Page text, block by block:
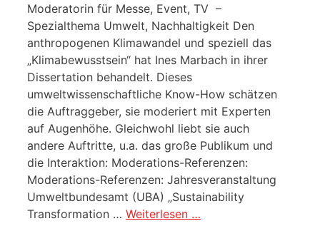
Moderatorin für Messe, Event, TV –
Spezialthema Umwelt, Nachhaltigkeit Den
anthropogenen Klimawandel und speziell das
„Klimabewusstsein“ hat Ines Marbach in ihrer
Dissertation behandelt. Dieses
umweltwissenschaftliche Know-How schätzen
die Auftraggeber, sie moderiert mit Experten
auf Augenhöhe. Gleichwohl liebt sie auch
andere Auftritte, u.a. das große Publikum und
die Interaktion: Moderations-Referenzen:
Moderations-Referenzen: Jahresveranstaltung
Umweltbundesamt (UBA) „Sustainability
Transformation … Weiterlesen …